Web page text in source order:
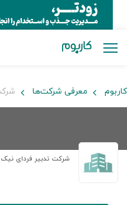
کاربوم معرفی شرکت‌ها
شرکت تدبیر فردای نیک